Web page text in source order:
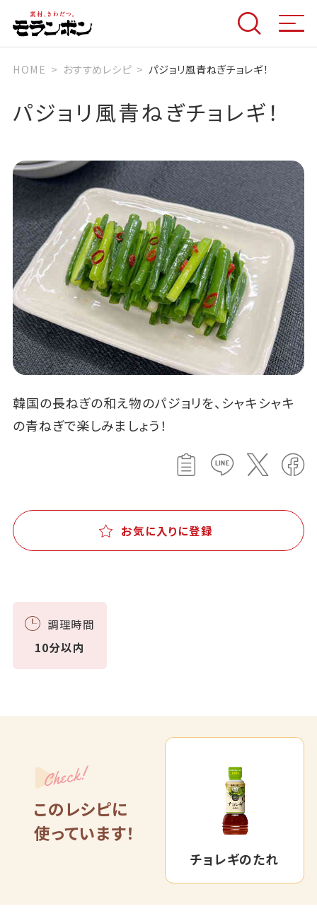
HOME おすすめレシピ パジョリ風青ねぎチョレギ！
パジョリ風青ねぎチョレギ！
韓国の長ねぎの和え物のパジョリを、シャキシャキ
の青ねぎで楽しみましょう！
お気に入りに登録
調理時間
10分以内
Check!
このレシピに
使っています！
チョレギのたれ